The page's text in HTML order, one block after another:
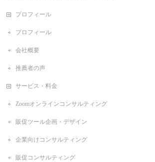
プロフィール
プロフィール
会社概要
推薦者の声
サービス・料金
Zoomオンラインコンサルティング
販促ツール企画・デザイン
企業向けコンサルティング
販促コンサルティング